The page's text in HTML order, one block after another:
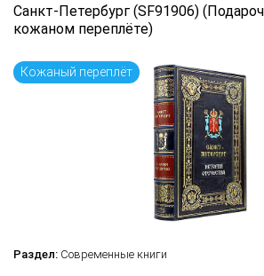
Санкт-Петербург (SF91906)
кожаном переплёте)
Кожаный переплёт
Раздел: Современные книги